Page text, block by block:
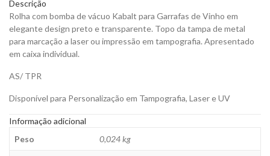
Vinho
em
elegante
design
para
Personalizar
Descrição
Rolha com bomba de vácuo Kabalt para Garrafas de Vinho em
elegante design preto e transparente. Topo da tampa de metal
para marcação a laser ou impressão em tampografia. Apresentado
em caixa individual.
AS/ TPR
Disponível para Personalização em Tampografia, Laser e UV
Informação adicional
Peso
0,024 kg